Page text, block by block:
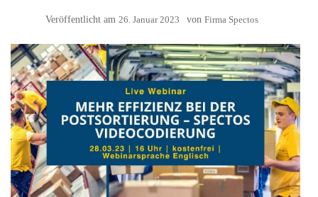
Veröffentlicht am 26. Januar 2023 von Firma Spectos